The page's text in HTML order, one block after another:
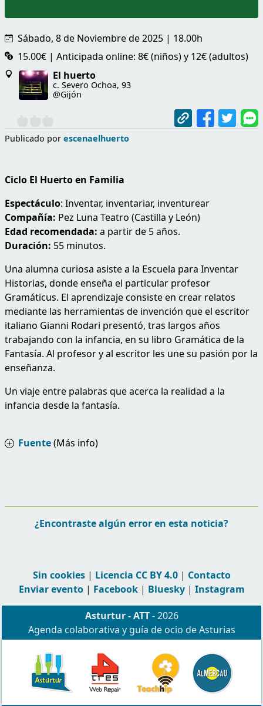
Sábado, 8 de Noviembre de 2025 | 18.00h
15.00€ | Anticipada online: 8€ (niños) y 12€ (adultos)
El huerto
c. Severo Ochoa, 93
@Gijón
Publicado por escenaelhuerto
Ciclo El Huerto en Familia
Espectáculo: Inventar, inventariar, inventurear
Compañía: Pez Luna Teatro (Castilla y León)
Edad recomendada: a partir de 5 años.
Duración: 55 minutos.
Una alumna curiosa asiste a la Escuela para Inventar
Historias, donde enseña el particular profesor
Gramáticus. El aprendizaje consiste en crear relatos
mediante las herramientas de invención que el escritor
italiano Gianni Rodari presentó, tras largos años
trabajando con la infancia, en su libro Gramática de la
Fantasía. Al profesor y al escritor les une su pasión por la
enseñanza.
Un viaje entre palabras que acerca la realidad a la
infancia desde la fantasía.
Fuente(Más info)
¿Encontraste algún error en esta noticia?
Sin cookies| Licencia CC BY 4.0| Contacto
Enviar evento| Facebook| Bluesky| Instagram
Asturtur - ATT- 2026
Agenda colaborativa y guía de ocio de Asturias